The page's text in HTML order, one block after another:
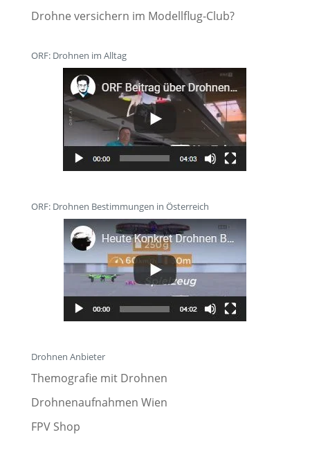
Drohne versichern im Modellflug-Club?
ORF: Drohnen im Alltag
ORF: Drohnen Bestimmungen in Österreich
Drohnen Anbieter
Themografie mit Drohnen
Drohnenaufnahmen Wien
FPV Shop